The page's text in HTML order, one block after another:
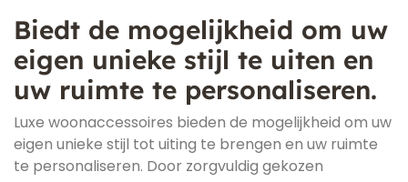
Biedt de mogelijkheid om uw
eigen unieke stijl te uiten en
uw ruimte te personaliseren.
Luxe woonaccessoires bieden de mogelijkheid om uw
eigen unieke stijl tot uiting te brengen en uw ruimte
te personaliseren. Door zorgvuldig gekozen